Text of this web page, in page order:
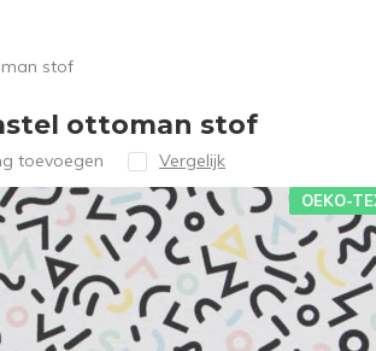
stof
ottoman stof
toevoegen Vergelijk
OEKO-